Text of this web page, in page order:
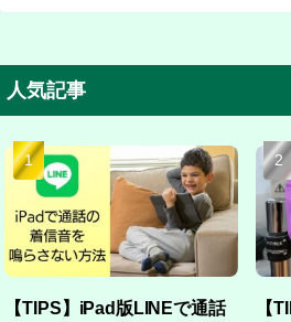
人気記事
【TIPS】iPad版LINEで通話
【